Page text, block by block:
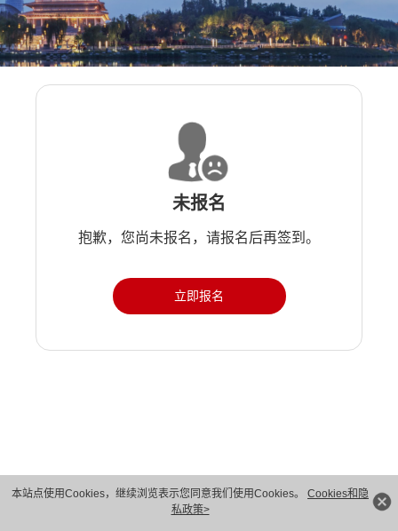
本站点使用Cookies，继续浏览表示您同意我们使用Cookies。 Cookies和隐
私政策>
未报名
抱歉，您尚未报名，请报名后再签到。
立即报名
版权所有 © 华为技术有限公司 1998-2026。 保留一切权利。粤A2-20044005号
隐私保护
法律声明